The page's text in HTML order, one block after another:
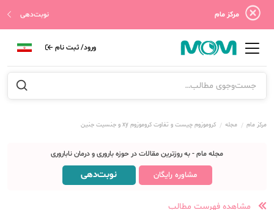
مرکز مام نوبت‌دهی
ورود/ ثبت نام
مرکز مام مجله کروموزوم چیست و تفاوت کروموزوم xy و جنسیت جنین
مجله مام - به روزترین مقالات در حوزه باروری و درمان ناباروری
مشاوره رایگان نوبت‌دهی
مشاهده فهرست مطالب